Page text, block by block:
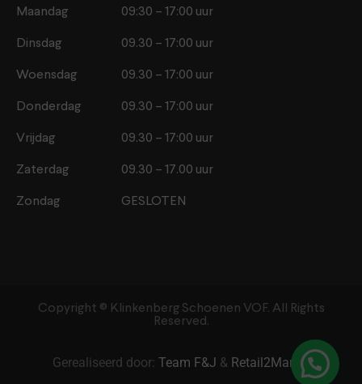
Maandag 09:30 – 17:00 uur
Dinsdag 09.30 – 17:00 uur
Woensdag 09.30 – 17:00 uur
Donderdag 09.30 – 17:00 uur
Vrijdag 09.30 – 17:00 uur
Zaterdag 09.30 – 17.00 uur
Zondag GESLOTEN
Copyright ©️ Klinkenberg Schoenen VOF. All Rights
Reserved.
Gerealiseerd door: Team F&J & Retail2Market